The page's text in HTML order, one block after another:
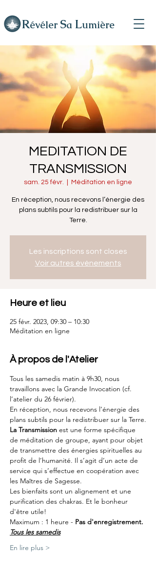
Révéler Sa Lumière
MEDITATION DE
TRANSMISSION
sam. 25 févr. Méditation en ligne
En réception, nous recevons l’énergie des
plans subtils pour la redistribuer sur la
Terre.
Les inscriptions sont closes
Voir autres événements
Heure et lieu
25 févr. 2023, 09:30 – 10:30
Méditation en ligne
À propos de l'Atelier
Tous les samedis matin à 9h30, nous
travaillons avec la Grande Invocation (cf.
l’atelier du 26 février).
En réception, nous recevons l’énergie des
plans subtils pour la redistribuer sur la Terre.
La Transmission est une forme spécifique
de méditation de groupe, ayant pour objet
de transmettre des énergies spirituelles au
profit de l’humanité. Il s’agit d’un acte de
service qui s’effectue en coopération avec
les Maîtres de Sagesse.
Les bienfaits sont un alignement et une
purification des chakras. Et le bonheur
d'être utile!
Maximum : 1 heure - Pas d'enregistrement.
Tous les samedis
En lire plus >